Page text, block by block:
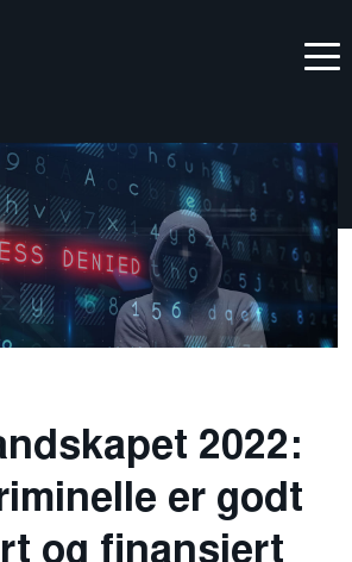
2022:
er godt
og finansiert